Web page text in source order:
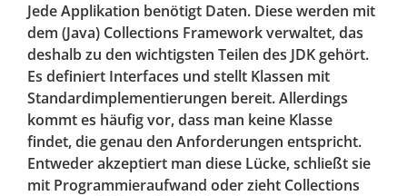
Jede Applikation benötigt Daten. Diese werden mit
dem (Java) Collections Framework verwaltet, das
deshalb zu den wichtigsten Teilen des JDK gehört.
Es definiert Interfaces und stellt Klassen mit
Standardimplementierungen bereit. Allerdings
kommt es häufig vor, dass man keine Klasse
findet, die genau den Anforderungen entspricht.
Entweder akzeptiert man diese Lücke, schließt sie
mit Programmieraufwand oder zieht Collections